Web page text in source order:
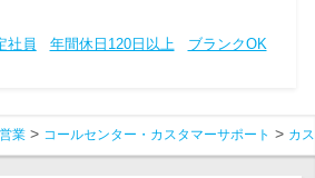
社員 年間休日120日以上
ブランクOK
営業 コールセンター・カスタマーサポート カ